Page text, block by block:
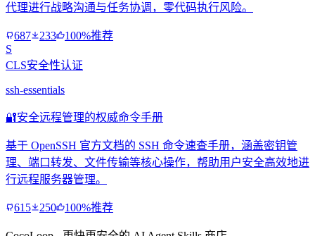
代理进行战略沟通与任务协调，零代码执行风险。
687 233
100%推荐
S
CLS安全性认证
ssh-essentials
🔐安全远程管理的权威命令手册
基于 OpenSSH 官方文档的 SSH 命令速查手册，涵盖密钥管
理、端口转发、文件传输等核心操作，帮助用户安全高效地进
行远程服务器管理。
615 250 100%推荐